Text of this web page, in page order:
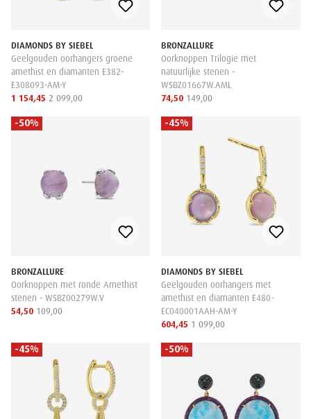
DIAMONDS BY SIEBEL
Geelgouden oorhangers groene
amethist en diamanten E382-
E308093-AM-Y
1 154,45 2 099,00
BRONZALLURE
Oorknoppen Trilogie met
natuurlijke stenen -
WSBZ01667W.AML
74,50 149,00
-50%
BRONZALLURE
Oorknoppen met ronde Amethist
stenen - WSBZ00279W.V
54,50 109,00
-45%
DIAMONDS BY SIEBEL
Geelgouden oorhangers met
amethist en diamanten E480-
EC040001AAH-AM-Y
604,45 1 099,00
-45% -50%